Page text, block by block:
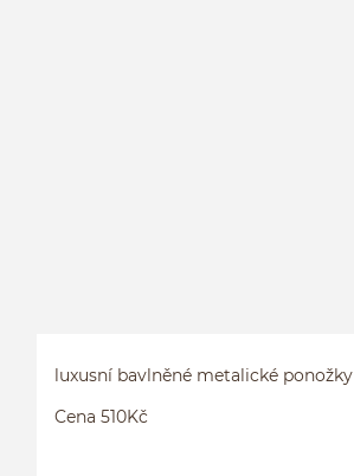
luxusní bavlněné metalické ponožky
Cena 510Kč